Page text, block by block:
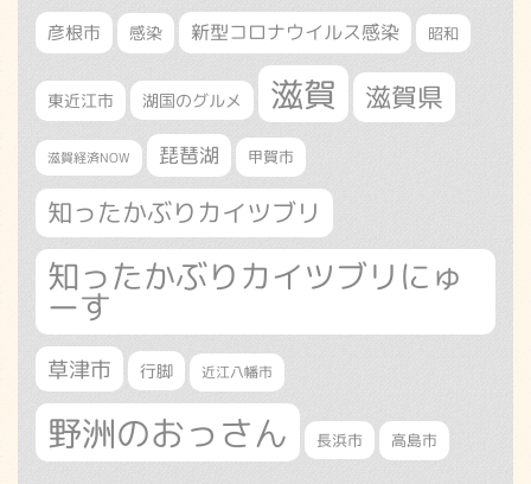
彦根市 感染 新型コロナウイルス感染 昭和
東近江市 湖国のグルメ 滋賀 滋賀県
滋賀経済NOW 琵琶湖 甲賀市
知ったかぶりカイツブリ
知ったかぶりカイツブリにゅ
ーす
草津市 行脚 近江八幡市
野洲のおっさん 長浜市 高島市